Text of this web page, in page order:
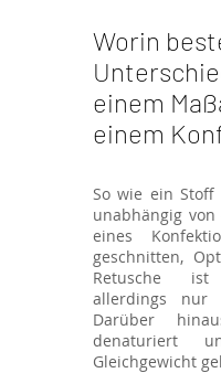
Worin
einem
einem
So wie ein
unabhängig
eines
geschnitten,
Retusche
allerdings nur
Darüber
denaturiert
Gleichgewicht